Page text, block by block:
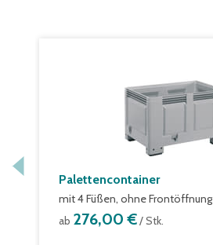
Palettencontainer
mit 4 Füßen, ohne Frontöffnung
ab 276,00 €/ Stk.